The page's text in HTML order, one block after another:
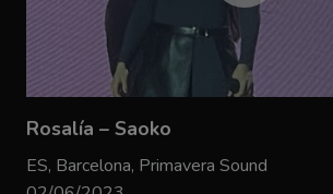
Rosalía – Saoko
ES, Barcelona, Primavera Sound